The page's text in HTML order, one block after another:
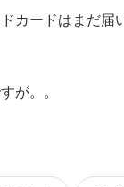
カードはまだ届
が。。